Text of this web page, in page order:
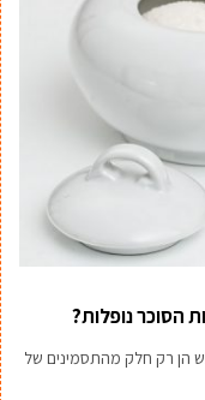
הסוכר נופלות?
הן רק חלק מהתסמינים של